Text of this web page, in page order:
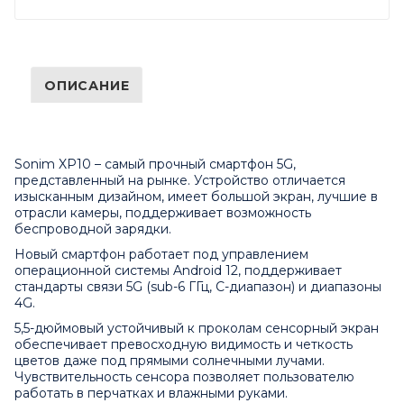
ОПИСАНИЕ
Sonim XP10 – самый прочный смартфон 5G,
представленный на рынке. Устройство отличается
изысканным дизайном, имеет большой экран, лучшие в
отрасли камеры, поддерживает возможность
беспроводной зарядки.
Новый смартфон работает под управлением
операционной системы Android 12, поддерживает
стандарты связи 5G (sub-6 ГГц, C-диапазон) и диапазоны
4G.
5,5-дюймовый устойчивый к проколам сенсорный экран
обеспечивает превосходную видимость и четкость
цветов даже под прямыми солнечными лучами.
Чувствительность сенсора позволяет пользователю
работать в перчатках и влажными руками.